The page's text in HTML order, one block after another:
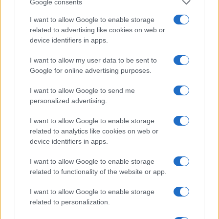
Google consents
I want to allow Google to enable storage
related to advertising like cookies on web or
device identifiers in apps.
I want to allow my user data to be sent to
Google for online advertising purposes.
I want to allow Google to send me
personalized advertising.
I want to allow Google to enable storage
related to analytics like cookies on web or
device identifiers in apps.
I want to allow Google to enable storage
related to functionality of the website or app.
I want to allow Google to enable storage
related to personalization.